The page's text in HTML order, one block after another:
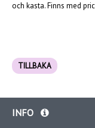
och kasta. Finns med
TILLBAKA
INFO